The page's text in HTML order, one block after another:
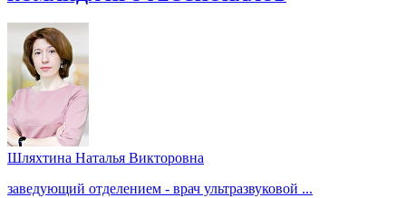
Шляхтина Наталья Викторовна
заведующий отделением - врач ультразвуковой ...